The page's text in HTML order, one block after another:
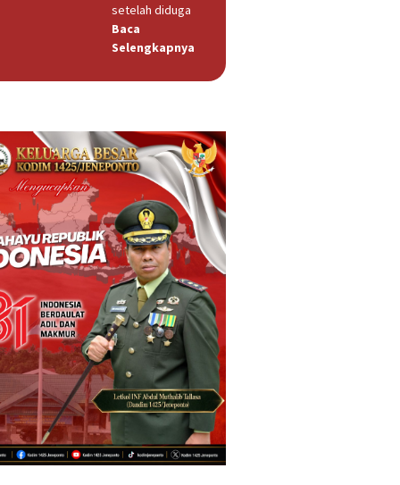
setelah diduga
Baca
Selengkapnya